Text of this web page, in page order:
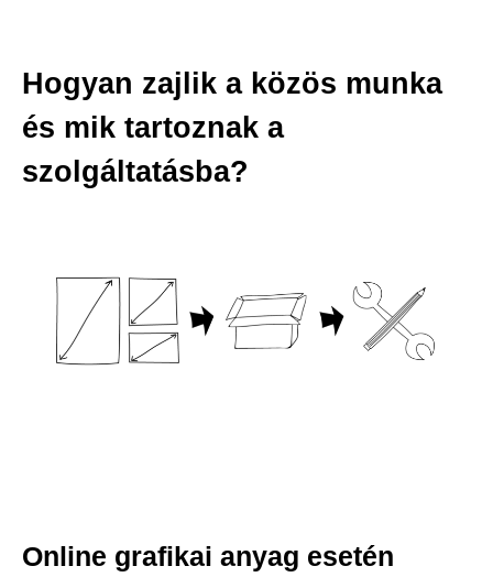
Hogyan zajlik a közös munka
és mik tartoznak a
szolgáltatásba?
Online grafikai anyag esetén